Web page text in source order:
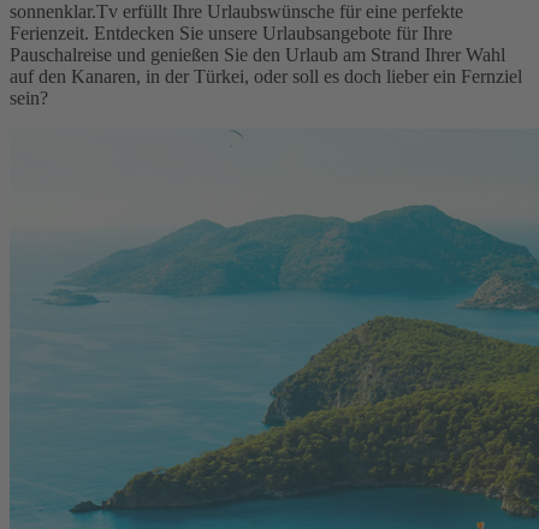
sonnenklar.Tv erfüllt Ihre Urlaubswünsche für eine perfekte
Ferienzeit. Entdecken Sie unsere Urlaubsangebote für Ihre
Pauschalreise und genießen Sie den Urlaub am Strand Ihrer Wahl
auf den Kanaren, in der Türkei, oder soll es doch lieber ein Fernziel
sein?